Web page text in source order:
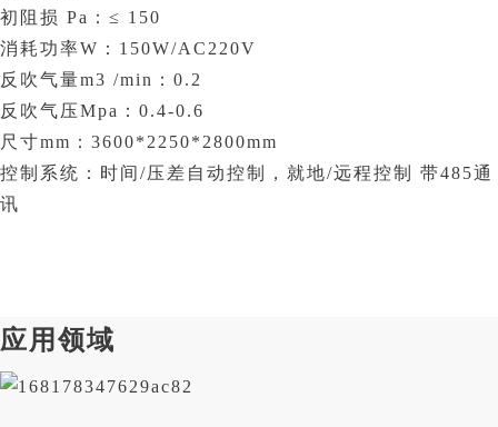
初阻损 Pa：≤ 150
消耗功率W：150W/AC220V
反吹气量m3 /min：0.2
反吹气压Mpa：0.4-0.6
尺寸mm：3600*2250*2800mm
控制系统：时间/压差自动控制，就地/远程控制 带485通
讯
应用领域